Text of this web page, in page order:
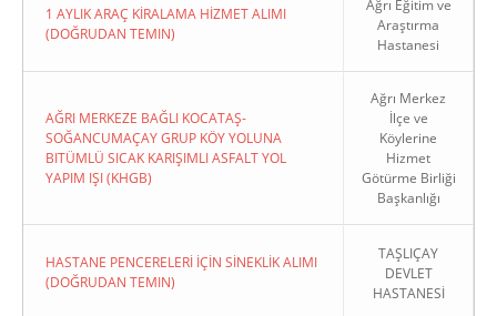
1 AYLIK ARAÇ KİRALAMA HİZMET ALIMI
(DOĞRUDAN TEMIN)
Ağrı Eğitim ve
Araştırma
Hastanesi
AĞRI MERKEZE BAĞLI KOCATAŞ-
SOĞANCUMAÇAY GRUP KÖY YOLUNA
BITÜMLÜ SICAK KARIŞIMLI ASFALT YOL
YAPIM IŞI (KHGB)
Ağrı Merkez
İlçe ve
Köylerine
Hizmet
Götürme Birliği
Başkanlığı
HASTANE PENCERELERİ İÇİN SİNEKLİK ALIMI
(DOĞRUDAN TEMIN)
TAŞLIÇAY
DEVLET
HASTANESİ